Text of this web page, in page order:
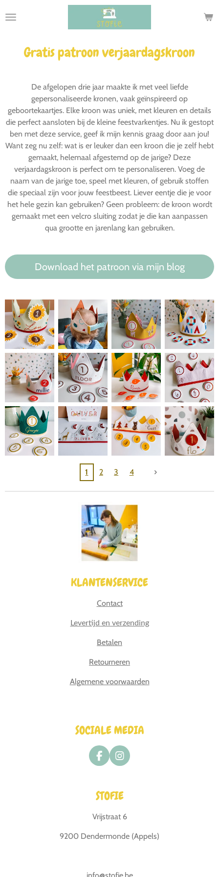
direct
hoofdinhoud
Gratis patroon verjaardagskroon
De afgelopen drie jaar maakte ik met veel liefde
gepersonaliseerde kronen, vaak geïnspireerd op
geboortekaartjes. Elke kroon was uniek, met kleuren en details
die perfect aansloten bij de kleine feestvarkentjes. Nu ik gestopt
ben met deze service, geef ik mijn kennis graag door aan jou!
Want zeg nu zelf: wat is er leuker dan een kroon die je zelf hebt
gemaakt, helemaal afgestemd op de jarige? Deze
verjaardagskroon is perfect om te personaliseren. Voeg de
naam van de jarige toe, speel met kleuren, of gebruik stoffen
die speciaal zijn voor jouw feestbeest. Liever eentje die je voor
het hele gezin kan gebruiken? Geen probleem: de kroon wordt
gemaakt met een velcro sluiting zodat je die kan aanpassen
qua grootte en jarenlang kan gebruiken.
Download het patroon via mijn blog
1 2 3 4
KLANTENSERVICE
Contact
Levertijd en verzending
Betalen
Retourneren
Algemene voorwaarden
SOCIALE MEDIA
F
a
b
o
I
n
a
r
m
STOFIE
Vrijstraat 6
9200 Dendermonde (Appels)